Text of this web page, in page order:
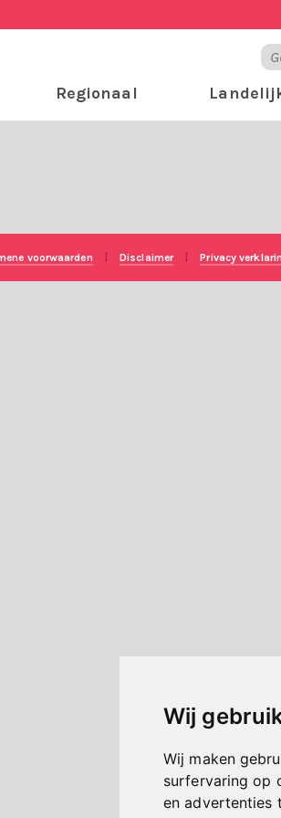
Wij
Wij maken
surfervaring op
en advertenties
Regionaal
voorwaarden Disclaimer Privacy